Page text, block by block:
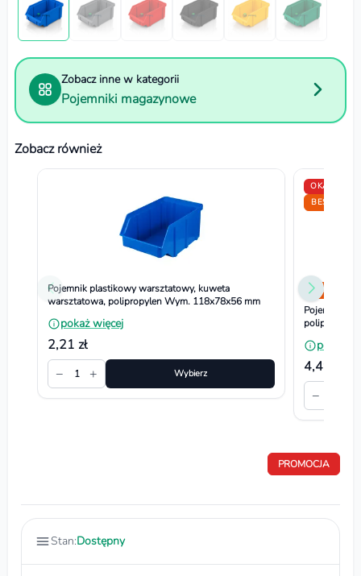
Zobacz inne w kategorii
Pojemniki magazynowe
Zobacz również
Pojemnik plastikowy warsztatowy, kuweta
warsztatowa, polipropylen Wym. 118x78x56 mm
pokaż więcej
2,21 zł
−
1 + Wybierz
OKAZJA
BESTSELLER
Bestseller
Pojemnik
pokaż
4,49 zł
−
PROMOCJA
Stan:Dostępny